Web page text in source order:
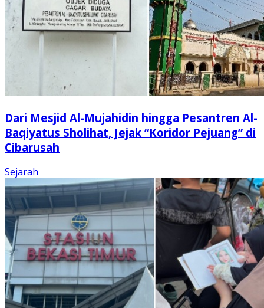
Dari Mesjid Al-Mujahidin hingga Pesantren Al-
Baqiyatus Sholihat, Jejak “Koridor Pejuang” di
Cibarusah
Sejarah